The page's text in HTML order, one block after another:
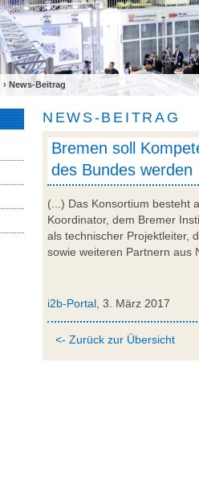
› News-Beitrag
NEWS-BEITRAG
Bremen soll
des Bundes werden
(...) Das Konsortium besteht
Koordinator, dem Bremer
als technischer Projektleiter,
sowie weiteren Partnern
i2b-Portal , 3. März 2017
<- Zurück zur Übersicht